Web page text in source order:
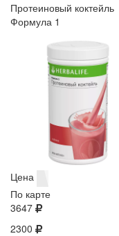
Протеиновый коктейль
Формула 1
Цена
По карте
3647
2300